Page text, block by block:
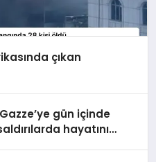
çıkan
gün içinde
hayatını